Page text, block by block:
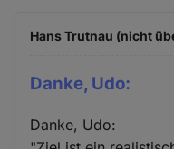
Hans Trutnau (nicht
Danke, Udo:
Danke, Udo: